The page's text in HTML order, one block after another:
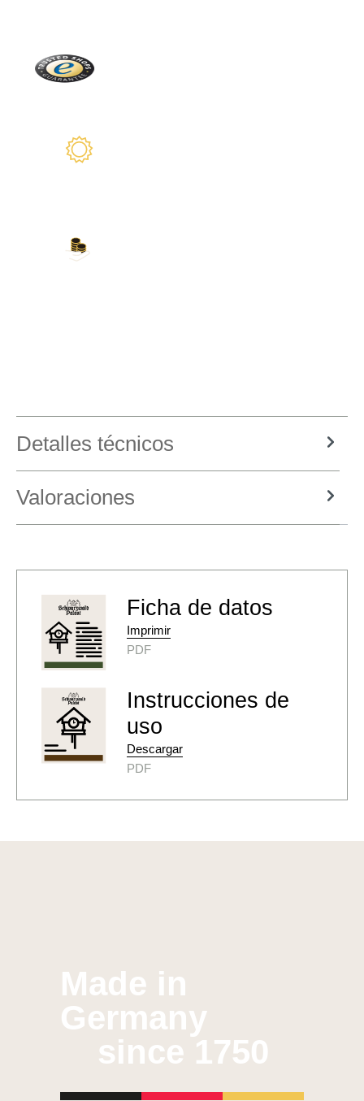
Detalles técnicos
Valoraciones
Ficha de datos
Imprimir
PDF
Instrucciones de
uso
Descargar
PDF
Made in
Germany
since 1750